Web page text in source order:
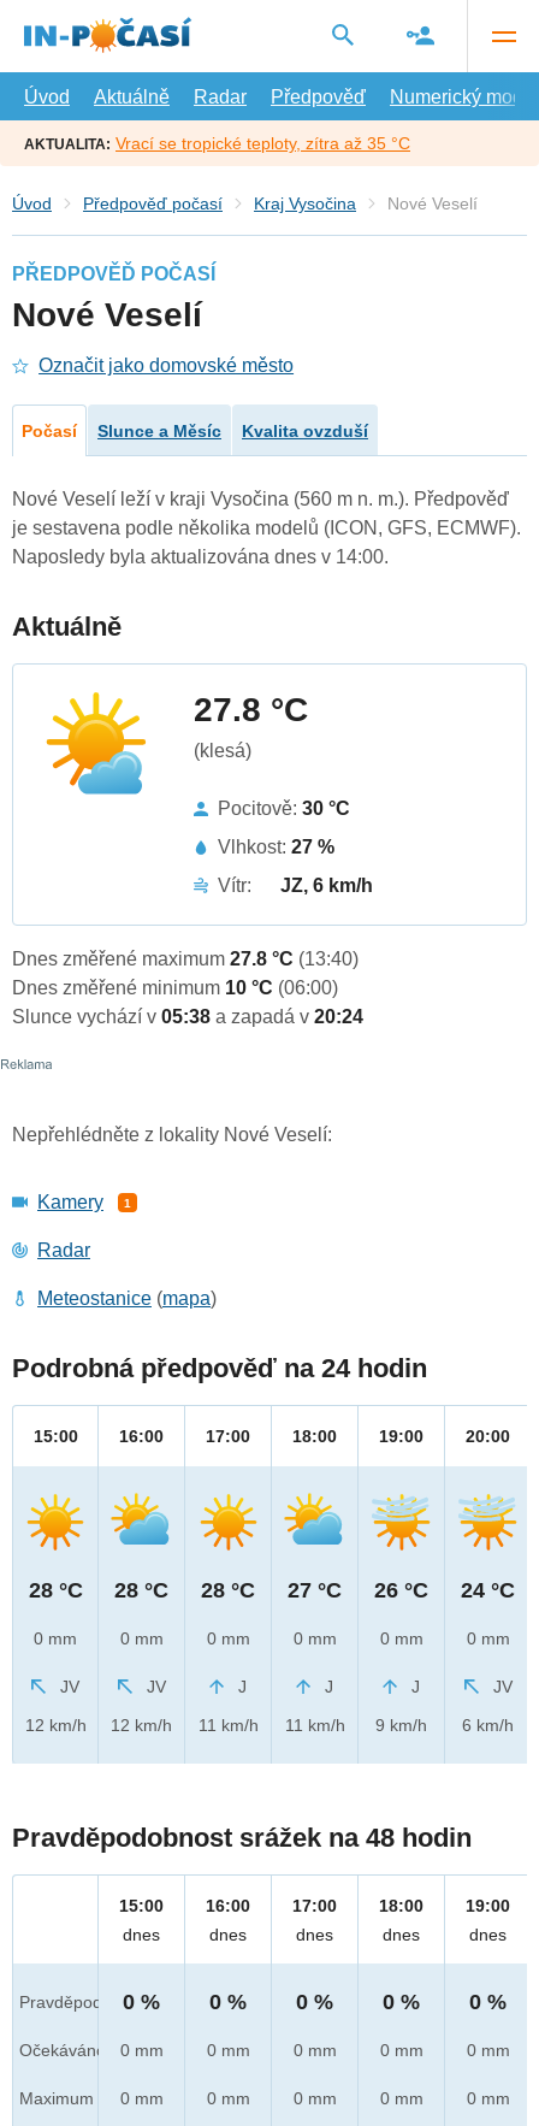
hlavní
Úvod
Aktuálně Radar Předpověď Numerický model
AKTUALITA: Vrací se tropické teploty, zítra až 35 °C
Úvod Předpověď počasí Kraj Vysočina Nové Veselí
PŘEDPOVĚĎ POČASÍ
Nové Veselí
Označit jako domovské město
Počasí Slunce a Měsíc Kvalita ovzduší
Nové Veselí leží v kraji Vysočina (560 m n. m.). Předpověď
je sestavena podle několika modelů (ICON, GFS, ECMWF).
Naposledy byla aktualizována dnes v 14:00.
Aktuálně
27.8 °C
(klesá)
Pocitově: 30 °C
Vlhkost: 27 %
Vítr:
JZ, 6 km/h
Dnes změřené maximum 27.8 °C (13:40)
Dnes změřené minimum 10 °C (06:00)
Slunce vychází v 05:38 a zapadá v 20:24
Nepřehlédněte z lokality Nové Veselí:
Kamery 1
Radar
Meteostanice (mapa)
Podrobná předpověď na 24 hodin
15:00
28 °C
0 mm
JV
12 km/h
16:00
28 °C
0 mm
JV
12 km/h
17:00
28 °C
0 mm
J
11 km/h
18:00
27 °C
0 mm
J
11 km/h
19:00
26 °C
0 mm
J
9 km/h
20:00
24 °C
0 mm
JV
6 km/h
Pravděpodobnost srážek na 48 hodin
Pravděpod.
Očekáváno
Maximum
15:00
dnes
0 %
0 mm
0 mm
16:00
dnes
0 %
0 mm
0 mm
17:00
dnes
0 %
0 mm
0 mm
18:00
dnes
0 %
0 mm
0 mm
19:00
dnes
0 %
0 mm
0 mm